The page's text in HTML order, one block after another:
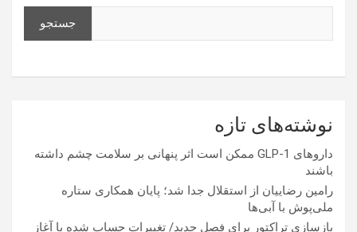
جستجو
نوشته‌های تازه
داروهای GLP-1 ممکن است اثر پنهانی بر سلامت چشم داشته
باشند
رامین رضاییان از استقلال جدا شد؛ پایان همکاری ستاره
ملی‌پوش با آبی‌ها
بازسازی تراکتور برای فصل جدید/ تغییرات حساب شده یا آغاز